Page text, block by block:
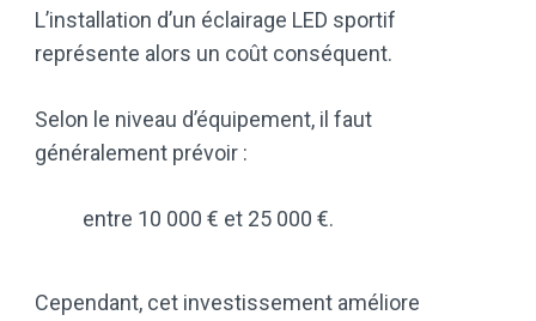
L’installation d’un éclairage LED sportif
représente alors un coût conséquent.
Selon le niveau d’équipement, il faut
généralement prévoir :
entre 10 000 € et 25 000 €.
Cependant, cet investissement améliore